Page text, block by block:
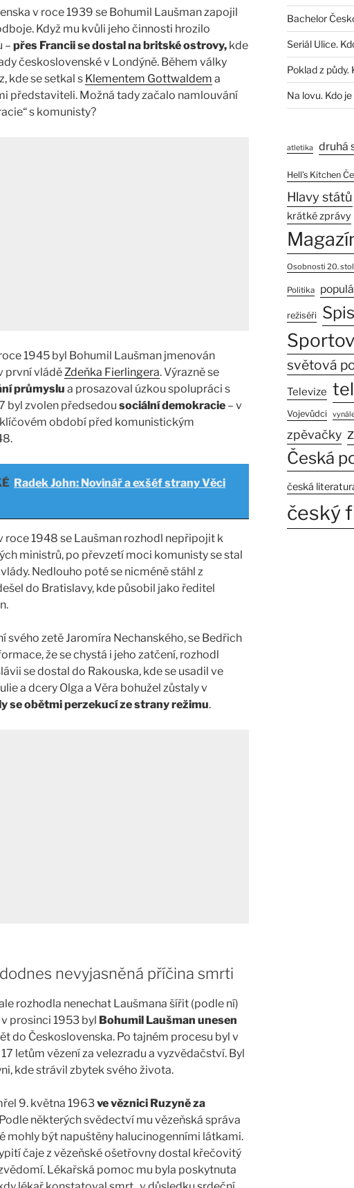
v roce 1939 se Bohumil Laušman zapojil
Když mu kvůli jeho činnosti hrozilo
– přes Francii se dostal na britské ostrovy, kde
československé v Londýně. Během války
kde se setkal s Klementem Gottwaldem a
představiteli. Možná tady začalo namlouvání
s komunisty?
1945 byl Bohumil Laušman jmenován
první vláděZdeňka Fierlingera. Výrazně se
průmyslu a prosazoval úzkou spolupráci s
byl zvolen předsedou sociální demokracie – v
období před komunistickým
Radek John: Novinář a exšéf strany Věci
roce 1948 se Laušman rozhodl nepřipojit k
ministrů, po převzetí moci komunisty se stal
Nedlouho poté se nicméně stáhl z
do Bratislavy, kde působil jako ředitel
svého zetě Jaromíra Nechanského, se Bedřich
že se chystá i jeho zatčení, rozhodl
se dostal do Rakouska, kde se usadil ve
a dcery Olga a Věra bohužel zůstaly v
se obětmi perzekucí ze strany režimu.
nevyjasněná příčina smrti
rozhodla nenechat Laušmana šířit (podle ní)
prosinci 1953 byl Bohumil Laušman unesen
do Československa. Po tajném procesu byl v
letům vězení za velezradu a vyzvědačství. Byl
kde strávil zbytek svého života.
9. května 1963ve věznici Ruzyně za
Podle některých svědectví mu vězeňská správa
mohly být napuštěny halucinogenními látkami.
čaje z vězeňské ošetřovny dostal křečovitý
Lékařská pomoc mu byla poskytnuta
Bachelor
Seriál Ulice.
Poklad z půdy.
Na lovu. Kdo
atletika druhá
Hell’s Kitchen
Hlavy států
krátké zprávy
Osobnosti 20.
Politika
režiséři
světová
Televize
Vojevůdci
zpěvačky
Česká
česká
český